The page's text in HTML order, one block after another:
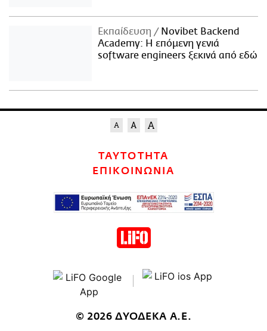
Εκπαίδευση
Novibet Backend
Academy: Η επόμενη γενιά
software engineers ξεκινά από εδώ
ΤΑΥΤΟΤΗΤΑ
ΕΠΙΚΟΙΝΩΝΙΑ
© 2026 ΔΥΟΔΕΚΑ Α.Ε.